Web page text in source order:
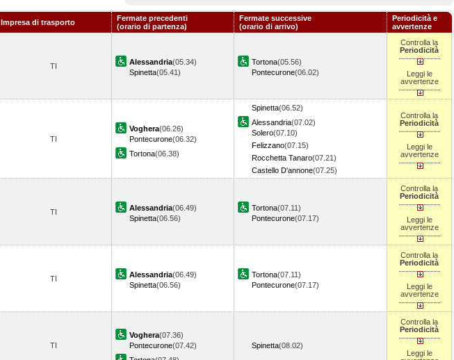
Impresa di trasporto
Fermate precedenti
(orario di partenza)
Fermate successive
(orario di arrivo)
Periodicità e
avvertenze
TI Alessandria(05.34)
Spinetta(05.41)
Tortona(05.56)
Pontecurone(06.02)
Controlla la
Periodicità
Leggi le
avvertenze
TI
Voghera(06.26)
Pontecurone(06.32)
Tortona(06.38)
Spinetta(06.52)
Alessandria(07.02)
Solero(07.10)
Felizzano(07.15)
Rocchetta Tanaro(07.21)
Castello D'annone(07.25)
Controlla la
Periodicità
Leggi le
avvertenze
TI Alessandria(06.49)
Spinetta(06.56)
Tortona(07.11)
Pontecurone(07.17)
Controlla la
Periodicità
Leggi le
avvertenze
TI Alessandria(06.49)
Spinetta(06.56)
Tortona(07.11)
Pontecurone(07.17)
Controlla la
Periodicità
Leggi le
avvertenze
TI
Voghera(07.36)
Pontecurone(07.42)
Spinetta(08.02)
Controlla la
Periodicità
Leggi le